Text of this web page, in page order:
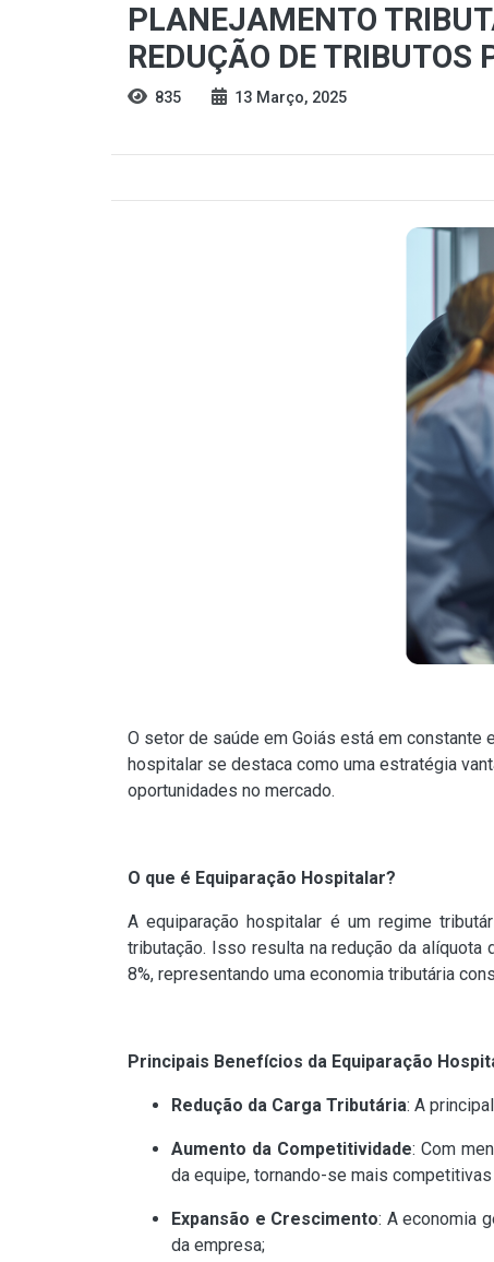
PLANEJAMENTO
REDUÇÃO DE TRIBUTOS
835 13 Março, 2025
O setor de saúde em Goiás está em constante
hospitalar se destaca como uma estratégia
oportunidades no mercado.
O que é Equiparação Hospitalar?
A equiparação hospitalar é um regime
tributação. Isso resulta na redução da
8%, representando uma economia tributária
Principais Benefícios da Equiparação
Redução da Carga Tributária: A
Aumento da Competitividade: Com
da equipe, tornando-se mais
Expansão e Crescimento: A economia
da empresa;